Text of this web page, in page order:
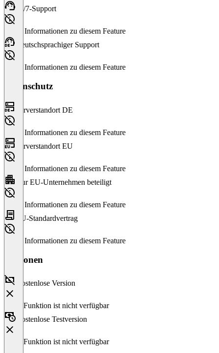
24/7-Support
Keine Informationen zu diesem Feature
Deutschsprachiger Support
Keine Informationen zu diesem Feature
Datenschutz
Serverstandort DE
Keine Informationen zu diesem Feature
Serverstandort EU
Keine Informationen zu diesem Feature
Nur EU-Unternehmen beteiligt
Keine Informationen zu diesem Feature
EU-Standardvertrag
Keine Informationen zu diesem Feature
Versionen
Kostenlose Version
Diese Funktion ist nicht verfügbar
Kostenlose Testversion
Diese Funktion ist nicht verfügbar